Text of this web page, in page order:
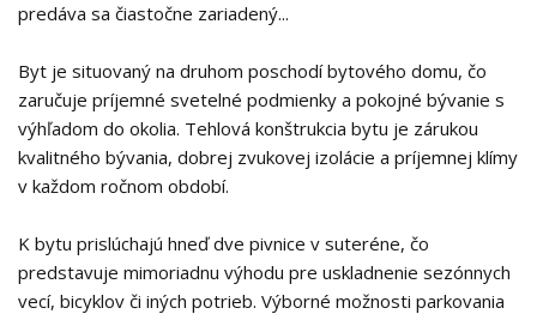
predáva sa čiastočne zariadený...
Byt je situovaný na druhom poschodí bytového domu, čo
zaručuje príjemné svetelné podmienky a pokojné bývanie s
výhľadom do okolia. Tehlová konštrukcia bytu je zárukou
kvalitného bývania, dobrej zvukovej izolácie a príjemnej klímy
v každom ročnom období.
K bytu prislúchajú hneď dve pivnice v suteréne, čo
predstavuje mimoriadnu výhodu pre uskladnenie sezónnych
vecí, bicyklov či iných potrieb. Výborné možnosti parkovania